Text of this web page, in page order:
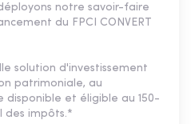
déployons notre savoir-faire
du FPCI CONVERT
solution d'investissement
patrimoniale, au
et éligible au 150-
des impôts.*